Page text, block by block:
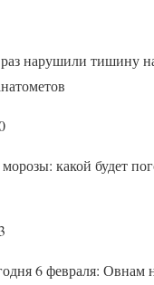
нарушили тишину
какой будет
6 февраля: